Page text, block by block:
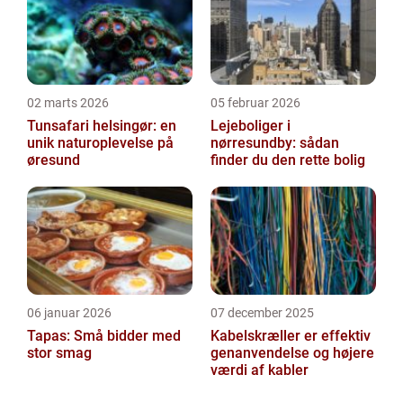
02 marts 2026
Tunsafari helsingør: en
unik naturoplevelse på
øresund
05 februar 2026
Lejeboliger i
nørresundby: sådan
finder du den rette bolig
06 januar 2026
Tapas: Små bidder med
stor smag
07 december 2025
Kabelskræller er effektiv
genanvendelse og højere
værdi af kabler